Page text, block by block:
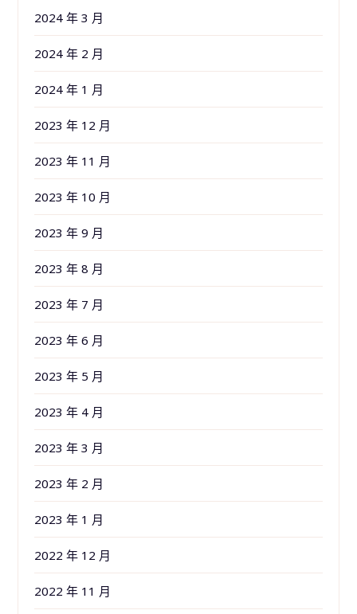
2024 年 3 月
2024 年 2 月
2024 年 1 月
2023 年 12 月
2023 年 11 月
2023 年 10 月
2023 年 9 月
2023 年 8 月
2023 年 7 月
2023 年 6 月
2023 年 5 月
2023 年 4 月
2023 年 3 月
2023 年 2 月
2023 年 1 月
2022 年 12 月
2022 年 11 月